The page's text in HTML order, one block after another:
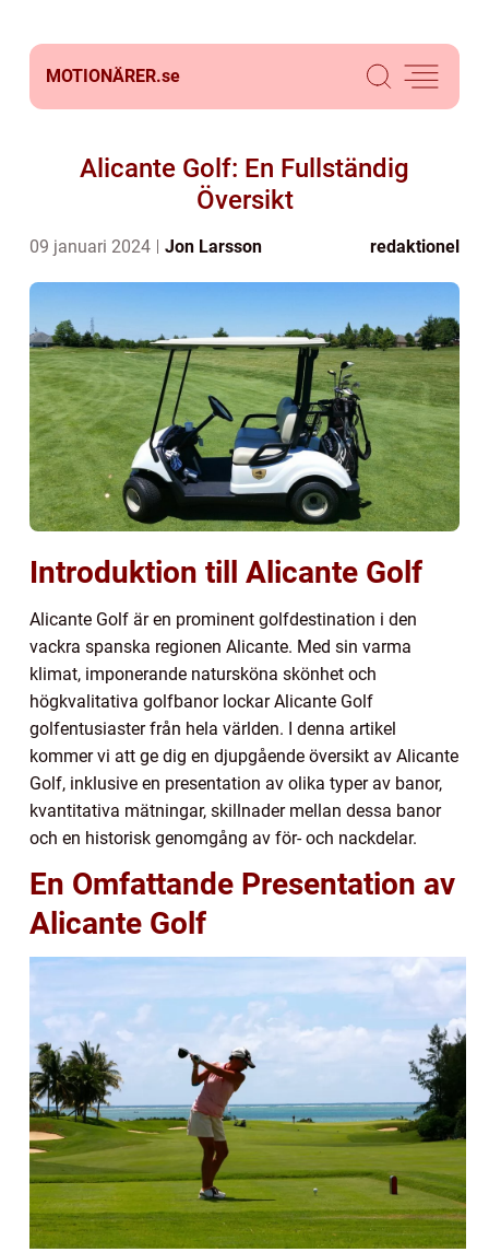
MOTIONÄRER.se
Alicante Golf: En Fullständig
Översikt
09 januari 2024 Jon Larsson redaktionel
Introduktion till Alicante Golf
Alicante Golf är en prominent golfdestination i den
vackra spanska regionen Alicante. Med sin varma
klimat, imponerande natursköna skönhet och
högkvalitativa golfbanor lockar Alicante Golf
golfentusiaster från hela världen. I denna artikel
kommer vi att ge dig en djupgående översikt av Alicante
Golf, inklusive en presentation av olika typer av banor,
kvantitativa mätningar, skillnader mellan dessa banor
och en historisk genomgång av för- och nackdelar.
En Omfattande Presentation av
Alicante Golf